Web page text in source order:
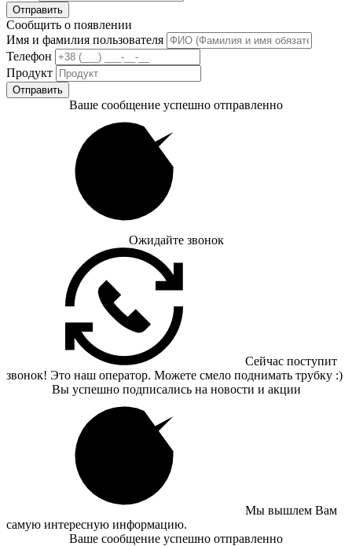
Отправить
Сообщить о появлении
Имя и фамилия пользователя
Телефон
Продукт
Отправить
Ваше сообщение успешно отправленно
Ожидайте звонок
Сейчас поступит
звонок! Это наш оператор. Можете смело поднимать трубку :)
Вы успешно подписались на новости и акции
Мы вышлем Вам
самую интересную информацию.
Ваше сообщение успешно отправленно